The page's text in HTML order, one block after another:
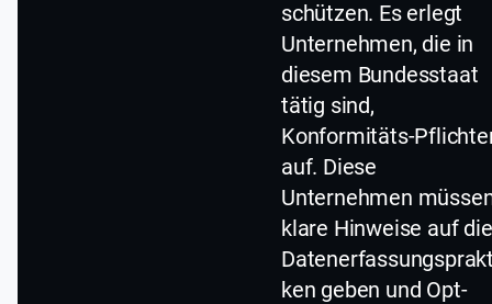
schützen. Es erlegt
Unternehmen, die in
diesem Bundesstaat
tätig sind,
Konformitäts-
auf. Diese
Unternehmen
klare Hinweise auf die
ken geben und Opt-